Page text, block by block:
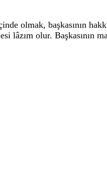
olmak, başkasının
olur. Başkasının